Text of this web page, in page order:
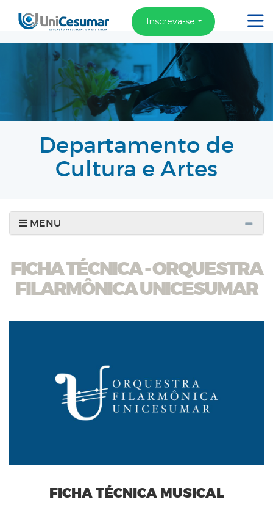
Inscreva-se
Departamento de
Cultura e Artes
MENU
FICHA TÉCNICA - ORQUESTRA
FILARMÔNICA UNICESUMAR
FICHA TÉCNICA MUSICAL